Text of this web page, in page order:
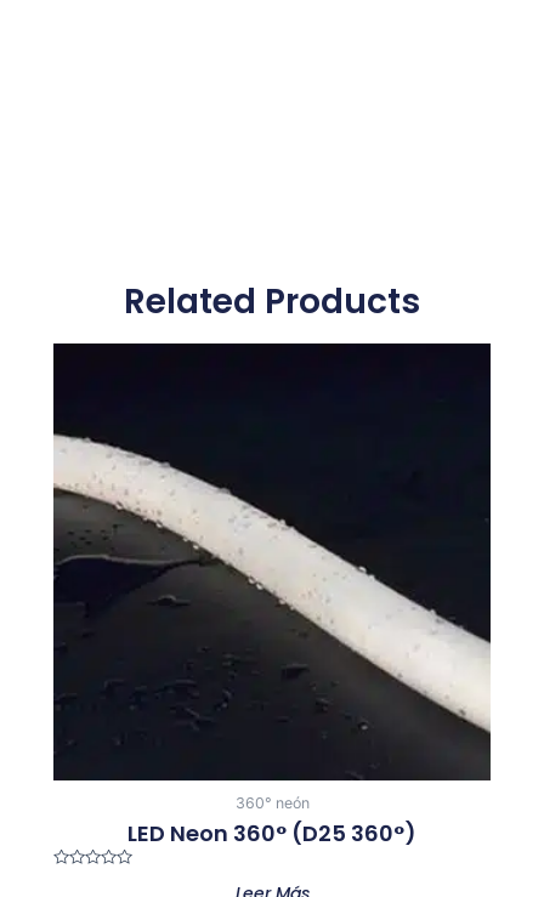
Related Products
360° neón
LED Neon 360° (D25 360°)